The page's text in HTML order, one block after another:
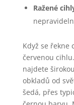
Ražené
Když se řekne
červenou
najdete
obkladů od
šedá, přes